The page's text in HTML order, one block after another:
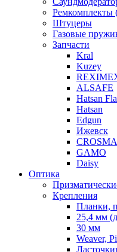
Штуцеры
Газовые
Запчасти
Kral
Kuzey
ALSAFE
Hatsan
Hatsan
Edgun
Ижевск
GAMO
Daisy
Оптика
Крепления
Планки,
25,4 мм
30 мм
Weaver,